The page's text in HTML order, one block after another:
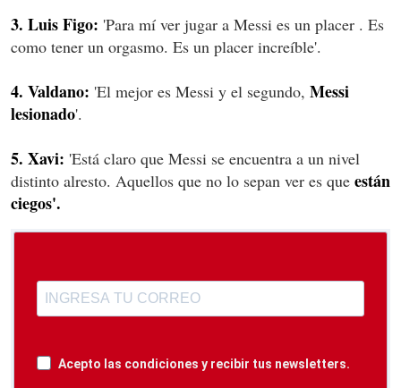
3. Luis Figo: 'Para mí ver jugar a Messi es un placer . Es
como tener un orgasmo. Es un placer increíble'.
4. Valdano: 'El mejor es Messi y el segundo, Messi
lesionado'.
5. Xavi: 'Está claro que Messi se encuentra a un nivel
distinto alresto. Aquellos que no lo sepan ver es que están
ciegos'.
Acepto las condiciones y recibir tus newsletters.